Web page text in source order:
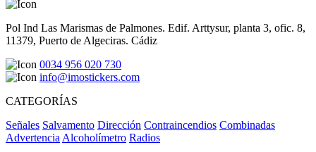
Pol Ind Las Marismas de Palmones. Edif. Arttysur, planta 3, ofic. 8,
11379, Puerto de Algeciras. Cádiz
0034 956 020 730
info@imostickers.com
CATEGORÍAS
Señales Salvamento Dirección Contraincendios Combinadas
Advertencia Alcoholímetro Radios